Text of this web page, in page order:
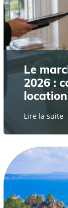
Le
2026 :
Lire la suite